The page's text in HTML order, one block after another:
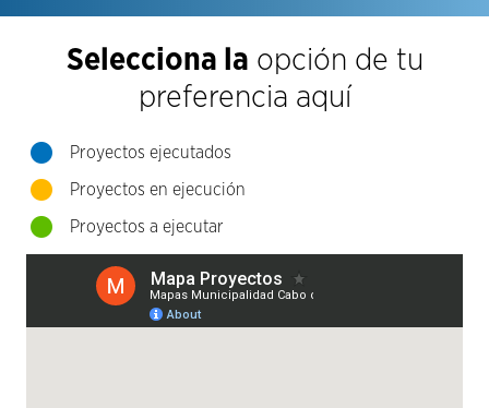
Selecciona la opción de tu
preferencia aquí
Proyectos ejecutados
Proyectos en ejecución
Proyectos a ejecutar